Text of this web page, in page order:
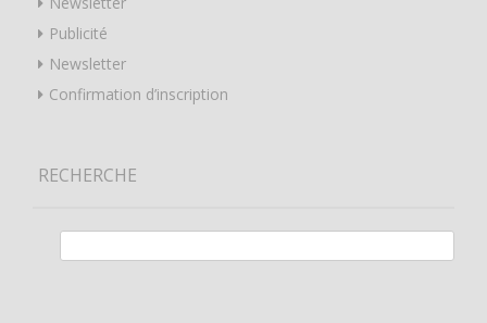
Publicité
Newsletter
Confirmation d’inscription
RECHERCHE